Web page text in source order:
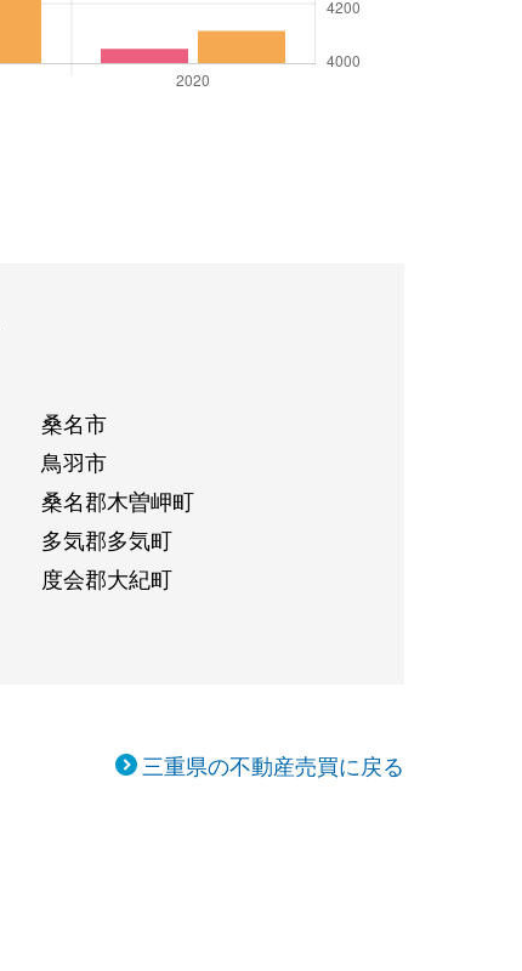
桑名市
鳥羽市
桑名郡木曽岬町
多気郡多気町
度会郡大紀町
三重県の不動産売買に戻る